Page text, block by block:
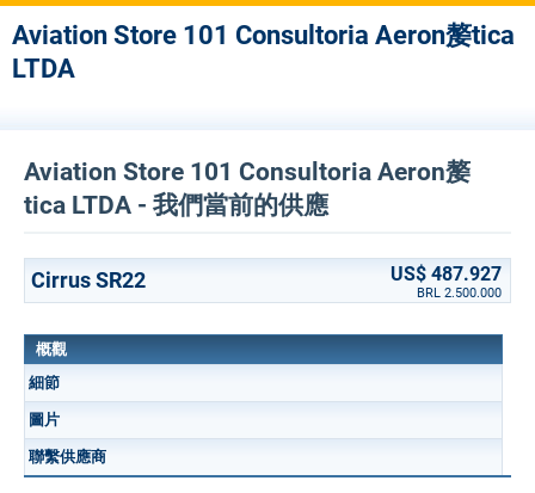
Aviation Store 101 Consultoria Aeron嫠tica
LTDA
Aviation Store 101 Consultoria Aeron嫠
tica LTDA - 我們當前的供應
Cirrus SR22 US$ 487.927
BRL 2.500.000
概觀
細節
圖片
聯繫供應商